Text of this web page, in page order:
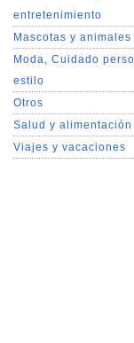
entretenimiento
Mascotas y animales
Moda, Cuidado
estilo
Otros
Salud y alimentación
Viajes y vacaciones